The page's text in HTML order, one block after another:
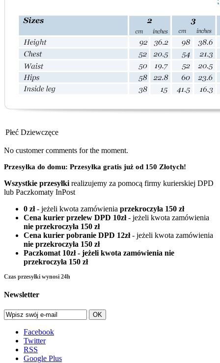
Płeć Dziewczęce
No customer comments for the moment.
Przesyłka do domu: Przesyłka gratis już od 150 Złotych!
Wszystkie przesyłki realizujemy za pomocą firmy kurierskiej DPD
lub Paczkomaty InPost
0 zł- jeżeli kwota zamówienia przekroczyła 150 zł
Cena kurier przelew DPD 10zł- jeżeli kwota zamówienia
nie przekroczyła 150 zł
Cena kurier pobranie DPD 12zł- jeżeli kwota zamówienia
nie przekroczyła 150 zł
Paczkomat 10zł - jeżeli kwota zamówienia nie
przekroczyła 150 zł
Czas przesyłki wynosi 24h
Newsletter
OK
Facebook
Twitter
RSS
Google Plus